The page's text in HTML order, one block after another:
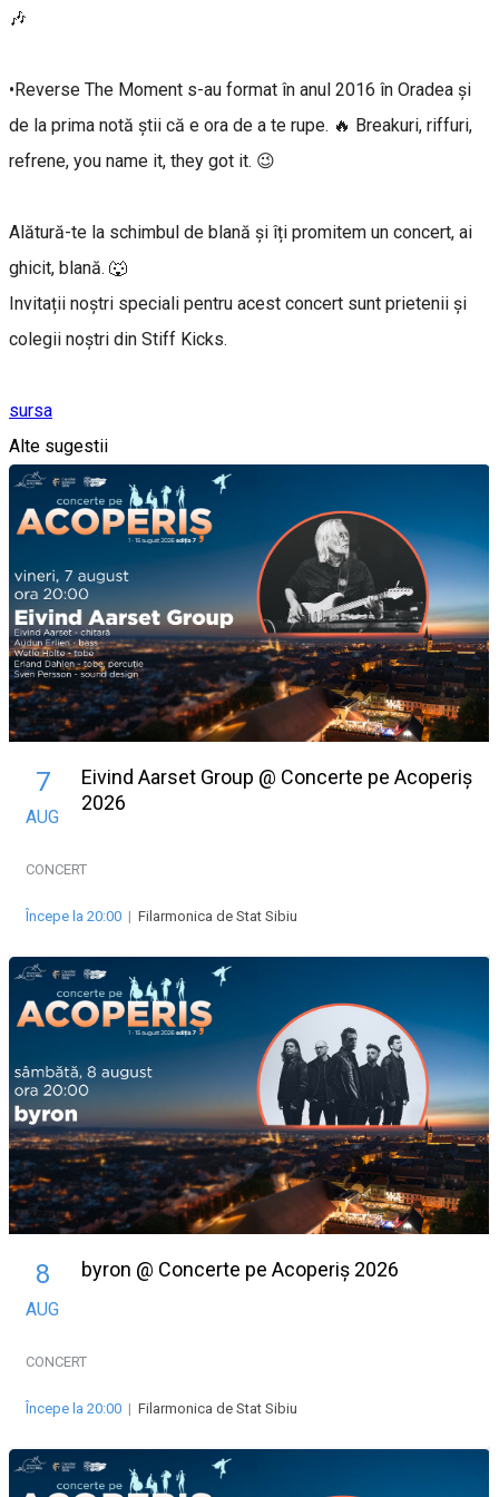
🎶
•Reverse The Moment s-au format în anul 2016 în Oradea și
de la prima notă știi că e ora de a te rupe. 🔥 Breakuri, riffuri,
refrene, you name it, they got it. 😉
Alătură-te la schimbul de blană și îți promitem un concert, ai
ghicit, blană. 🐺
Invitații noștri speciali pentru acest concert sunt prietenii și
colegii noștri din Stiff Kicks.
sursa
Alte sugestii
7
AUG
Eivind Aarset Group @ Concerte pe Acoperiș
2026
CONCERT
Începe la 20:00 | Filarmonica de Stat Sibiu
8
AUG
byron @ Concerte pe Acoperiș 2026
CONCERT
Începe la 20:00 | Filarmonica de Stat Sibiu